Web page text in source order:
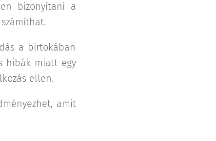
bizonyítani a
a birtokában
hibák miatt egy
ellen.
amit